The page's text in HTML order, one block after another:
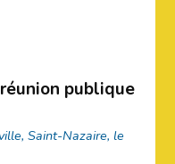
réunion publique
Saint-Nazaire, le